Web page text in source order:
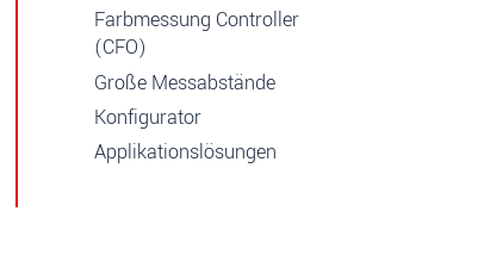
Farbmessung Controller
(CFO)
Große Messabstände
Konfigurator
Applikationslösungen